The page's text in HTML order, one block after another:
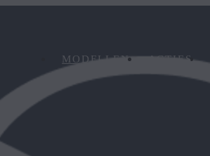
MODELLEN ACTIES